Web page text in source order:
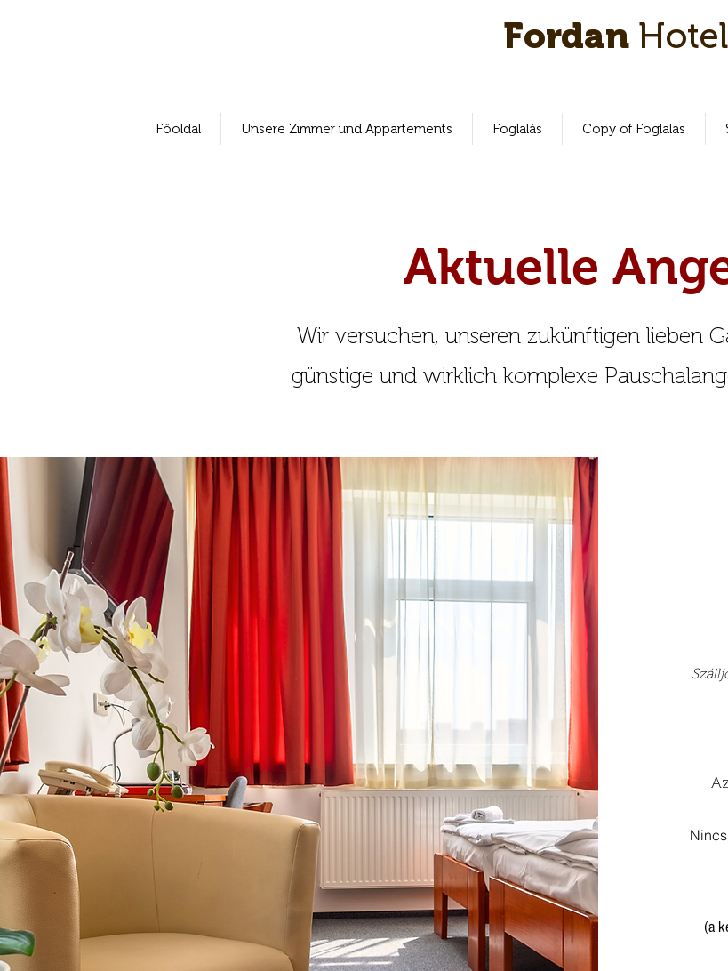
Fordan Hotel
Főoldal Unsere Zimmer und Appartements Foglalás Copy of Foglalás
Aktuelle
Wir versuchen, unseren zukünftigen lieben
günstige und wirklich komplexe
(a